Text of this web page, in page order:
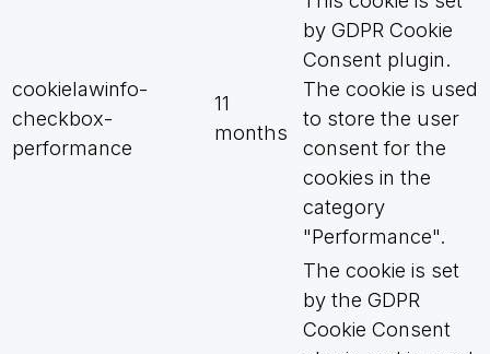
cookielawinfo-
checkbox-
performance
11
months
by GDPR Cookie
Consent plugin.
The cookie is used
to store the user
consent for the
cookies in the
category
"Performance".
The cookie is set
by the GDPR
Cookie Consent